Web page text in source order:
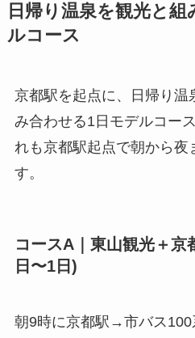
日帰り温泉を観光と
ルコース
京都駅を起点に、日帰り温
み合わせる1日モデルコー
れも京都駅起点で朝から夜
す。
コースA｜東山観光＋京
日〜1日)
朝9時に京都駅→市バス100